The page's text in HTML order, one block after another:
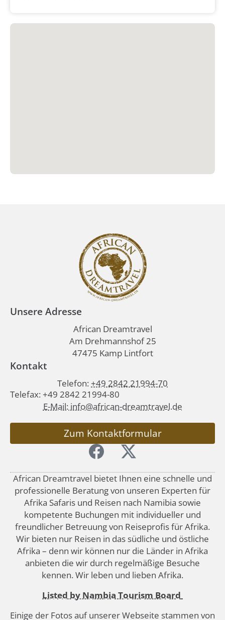
Unsere Adresse
African Dreamtravel
Am Drehmannshof 25
47475 Kamp Lintfort
Kontakt
Telefon: +49 2842 21994-70
Telefax: +49 2842 21994-80
E-Mail: info@african-dreamtravel.de
Zum Kontaktformular
African Dreamtravel bietet Ihnen eine schnelle und
professionelle Beratung von unseren Experten für
Afrika Safaris und Reisen nach Namibia sowie
kompetente Buchungen mit individueller und
freundlicher Betreuung von Reiseprofis für Afrika.
Wir bieten nur Reisen in das südliche und östliche
Afrika – denn wir können nur die Länder in Afrika
anbieten die wir durch regelmäßige Besuche
kennen. Wir leben und lieben Afrika.
Listed by Nambia Tourism Board
Einige der Fotos auf unserer Webseite stammen von